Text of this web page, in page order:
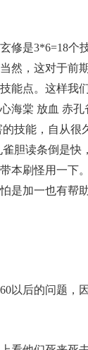
是3*6=18个
然，这对于前
能点。这样我
海棠 放血 赤孔
技能，自从很
胆读条倒是快
本刷怪用一下
是加一也有帮
后的问题，